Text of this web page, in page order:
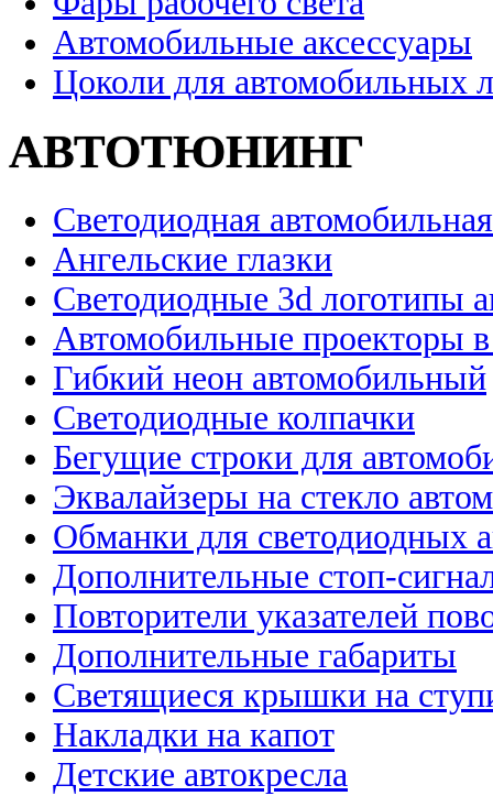
Автомобильные аксессуары
Цоколи для автомобильных
АВТОТЮНИНГ
Светодиодная
Ангельские глазки
Светодиодные 3d логотипы
Автомобильные проекторы
Гибкий неон автомобильный
Светодиодные колпачки
Бегущие строки для
Эквалайзеры на стекло
Обманки для светодиодных
Дополнительные стоп-
Повторители указателей
Дополнительные габариты
Светящиеся крышки на
Накладки на капот
Детские автокресла